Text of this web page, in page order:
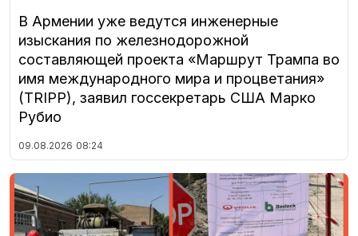
В Армении уже ведутся инженерные
изыскания по железнодорожной
составляющей проекта «Маршрут Трампа во
имя международного мира и процветания»
(TRIPP), заявил госсекретарь США Марко
Рубио
09.08.2026 08:24